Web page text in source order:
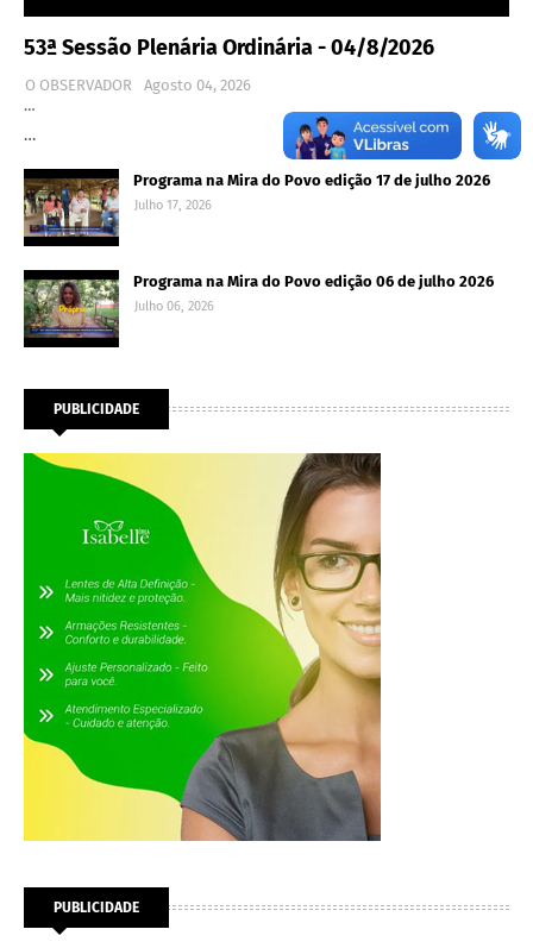
53ª Sessão Plenária Ordinária - 04/8/2026
O OBSERVADOR
Agosto 04, 2026
…
…
Programa na Mira do Povo edição 17 de julho 2026
Julho 17, 2026
Programa na Mira do Povo edição 06 de julho 2026
Julho 06, 2026
PUBLICIDADE
PUBLICIDADE